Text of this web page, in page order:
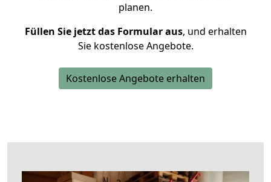
planen.
Füllen Sie jetzt das Formular aus, und erhalten
Sie kostenlose Angebote.
Kostenlose Angebote erhalten